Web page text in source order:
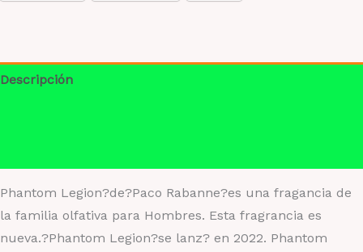
Descripción
Phantom Legion?de?Paco Rabanne?es una fragancia de
la familia olfativa para Hombres. Esta fragrancia es
nueva.?Phantom Legion?se lanz? en 2022. Phantom